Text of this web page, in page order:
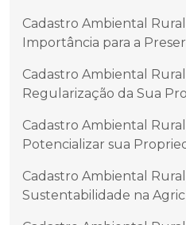
Cadastro Ambiental
Importância para a
Cadastro Ambiental
Regularização da Sua
Cadastro Ambiental
Potencializar sua
Cadastro Ambiental
Sustentabilidade na